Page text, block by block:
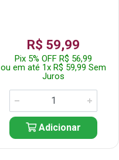
R$ 59,99
Pix 5% OFF R$ 56,99
ou em até 1x R$ 59,99 Sem
Juros
Adicionar